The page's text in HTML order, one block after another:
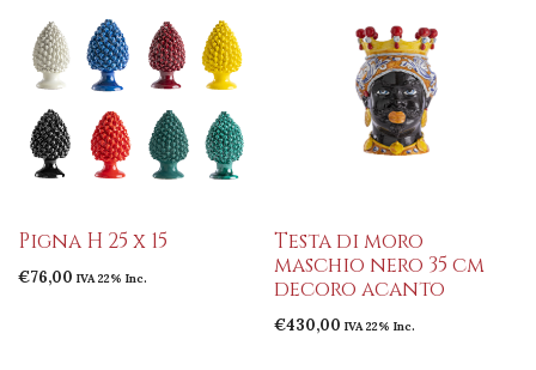
Pigna H 25 x 15
€76,00 IVA 22% Inc.
Testa di moro
maschio nero 35 cm
decoro acanto
€430,00 IVA 22% Inc.